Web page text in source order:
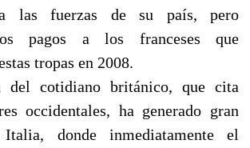
las fuerzas de su país, pero
pagos a los franceses que
tropas en 2008.
del cotidiano británico, que cita
occidentales, ha generado gran
donde inmediatamente el